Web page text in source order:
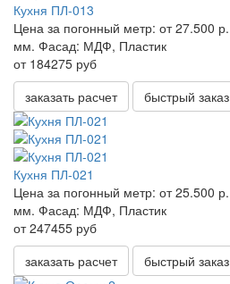
Кухня ПЛ-013
Цена за погонный метр: от 27.500 р.
мм. Фасад: МДФ, Пластик
от 184275 руб
заказать расчет
быстрый заказ
Кухня ПЛ-021
Цена за погонный метр: от 25.500 р.
мм. Фасад: МДФ, Пластик
от 247455 руб
заказать расчет
быстрый заказ